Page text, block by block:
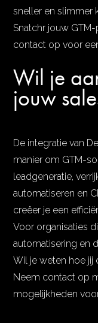
sneller en slimmer
Snatchr jouw
contact op voor
Wil je
jouw
De integratie van
manier om GTM-
leadgeneratie,
automatiseren en
creëer je een
Voor organisaties
automatisering en
Wil je weten hoe jij
Neem contact op
mogelijkheden